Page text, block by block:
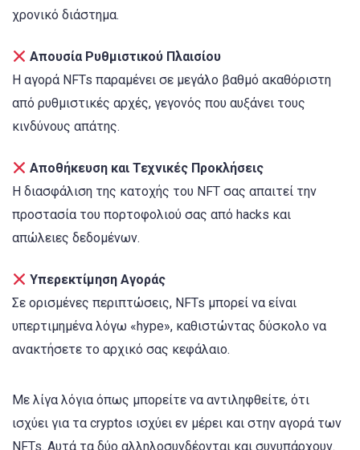
χρονικό διάστημα.
Απουσία Ρυθμιστικού Πλαισίου
Η αγορά NFTs παραμένει σε μεγάλο βαθμό ακαθόριστη
από ρυθμιστικές αρχές, γεγονός που αυξάνει τους
κινδύνους απάτης.
Αποθήκευση και Τεχνικές Προκλήσεις
Η διασφάλιση της κατοχής του NFT σας απαιτεί την
προστασία του πορτοφολιού σας από hacks και
απώλειες δεδομένων.
Υπερεκτίμηση Αγοράς
Σε ορισμένες περιπτώσεις, NFTs μπορεί να είναι
υπερτιμημένα λόγω «hype», καθιστώντας δύσκολο να
ανακτήσετε το αρχικό σας κεφάλαιο.
Με λίγα λόγια όπως μπορείτε να αντιληφθείτε, ότι
ισχύει για τα cryptos ισχύει εν μέρει και στην αγορά των
NFTs. Αυτά τα δύο αλληλοσυνδέονται και συνυπάρχουν.